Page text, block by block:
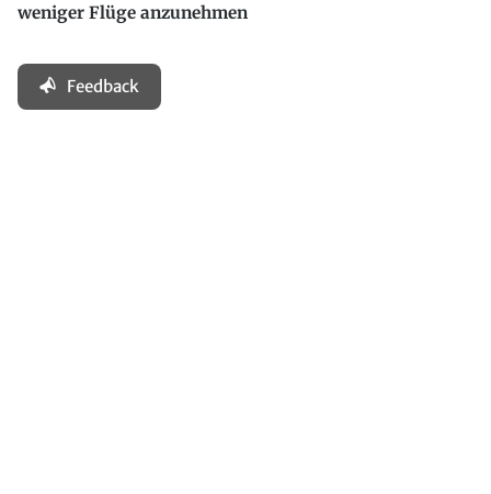
weniger Flüge anzunehmen
Feedback